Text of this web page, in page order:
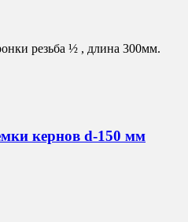
резьба ½ , длина 300мм.
кернов d-150 мм